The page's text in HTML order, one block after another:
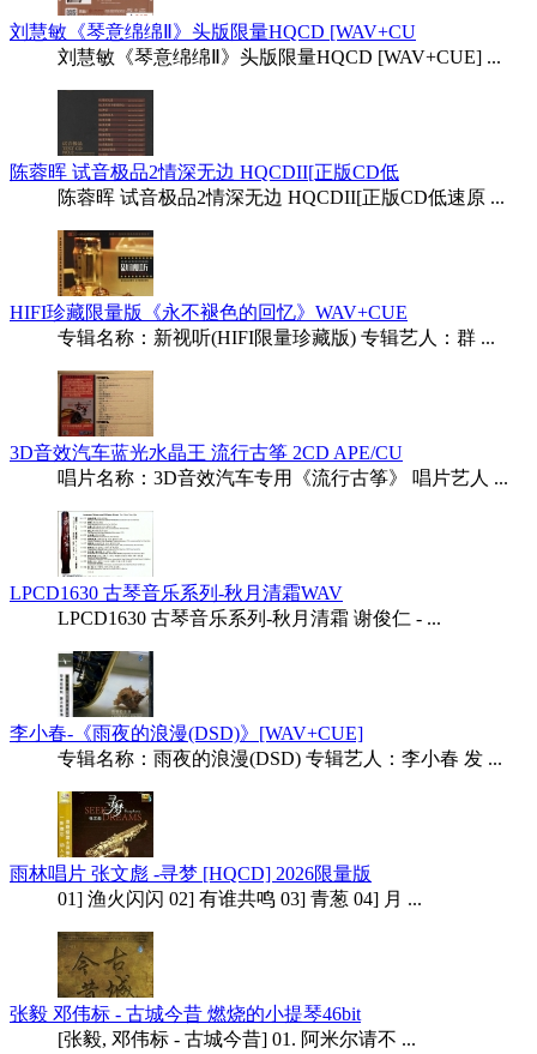
刘慧敏《琴意绵绵Ⅱ》头版限量HQCD [WAV+CU
刘慧敏《琴意绵绵Ⅱ》头版限量HQCD [WAV+CUE] ...
陈蓉晖 试音极品2情深无边 HQCDII[正版CD低
陈蓉晖 试音极品2情深无边 HQCDII[正版CD低速原 ...
HIFI珍藏限量版《永不褪色的回忆》WAV+CUE
专辑名称：新视听(HIFI限量珍藏版) 专辑艺人：群 ...
3D音效汽车蓝光水晶王 流行古筝 2CD APE/CU
唱片名称：3D音效汽车专用《流行古筝》 唱片艺人 ...
LPCD1630 古琴音乐系列-秋月清霜WAV
LPCD1630 古琴音乐系列-秋月清霜 谢俊仁 - ...
李小春-《雨夜的浪漫(DSD)》[WAV+CUE]
专辑名称：雨夜的浪漫(DSD) 专辑艺人：李小春 发 ...
雨林唱片 张文彪 -寻梦 [HQCD] 2026限量版
01] 渔火闪闪 02] 有谁共鸣 03] 青葱 04] 月 ...
张毅 邓伟标 - 古城今昔 燃烧的小提琴46bit
[张毅, 邓伟标 - 古城今昔] 01. 阿米尔请不 ...